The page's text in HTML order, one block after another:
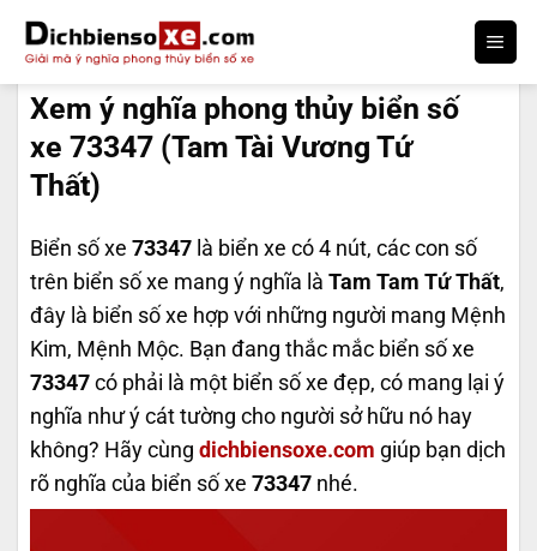
qua
nội
dungXem ý nghĩa phong thủy biển số
xe 73347 (Tam Tài Vương Tứ
Thất)
Biển số xe 73347 là biển xe có 4 nút, các con số
trên biển số xe mang ý nghĩa là Tam Tam Tứ Thất,
đây là biển số xe hợp với những người mang Mệnh
Kim, Mệnh Mộc. Bạn đang thắc mắc biển số xe
73347 có phải là một biển số xe đẹp, có mang lại ý
nghĩa như ý cát tường cho người sở hữu nó hay
không? Hãy cùng dichbiensoxe.com giúp bạn dịch
rõ nghĩa của biển số xe 73347 nhé.